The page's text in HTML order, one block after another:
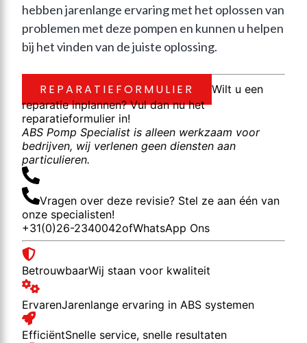
hebben jarenlange ervaring met het oplossen van
problemen met deze pompen en kunnen u helpen
bij het vinden van de juiste oplossing.
REPARATIEFORMULIER
Wilt u een
reparatie inplannen? Vul dan nu het
reparatieformulier in!
ABS Pomp Specialist is alleen werkzaam voor
bedrijven, wij verlenen geen diensten aan
particulieren.
Vragen over deze revisie? Stel ze aan één van
onze specialisten!
+31(0)26-2340042ofWhatsApp Ons
BetrouwbaarWij staan voor kwaliteit
ErvarenJarenlange ervaring in ABS systemen
EfficiëntSnelle service, snelle resultaten